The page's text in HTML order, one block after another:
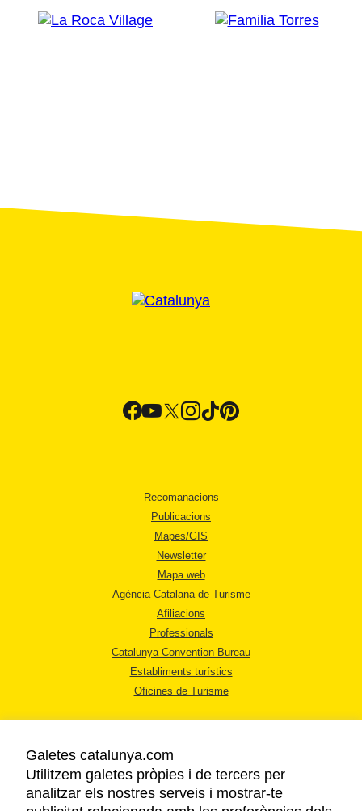
Recomanacions
Publicacions
Mapes/GIS
Newsletter
Mapa web
Agència Catalana de Turisme
Afiliacions
Professionals
Catalunya Convention Bureau
Establiments turístics
Oficines de Turisme
AVÍS LEGAL
Galetes catalunya.com
Utilitzem galetes pròpies i de tercers per
analitzar els nostres serveis i mostrar-te